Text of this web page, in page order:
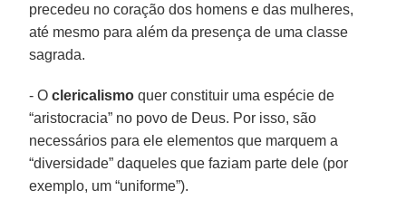
precedeu no coração dos homens e das mulheres,
até mesmo para além da presença de uma classe
sagrada.
- Oclericalismo quer constituir uma espécie de
“aristocracia” no povo de Deus. Por isso, são
necessários para ele elementos que marquem a
“diversidade” daqueles que faziam parte dele (por
exemplo, um “uniforme”).